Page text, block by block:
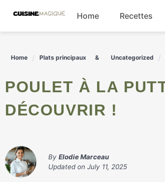
content
Home Recettes
Home Plats principaux Uncategorized
POULET À LA PUTTANESCA : UN DÉLICE SAVOUREUX À
DÉCOUVRIR !
By Elodie Marceau
Updated on July 11, 2025